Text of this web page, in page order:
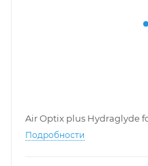
Air Optix plus Hydraglyde
Подробности